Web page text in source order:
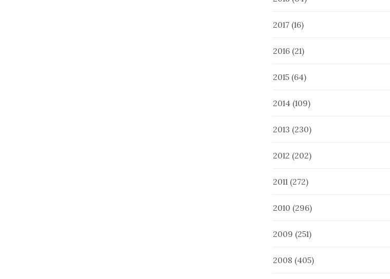
2017 (16)
2016 (21)
2015 (64)
2014 (109)
2013 (230)
2012 (202)
2011 (272)
2010 (296)
2009 (251)
2008 (405)